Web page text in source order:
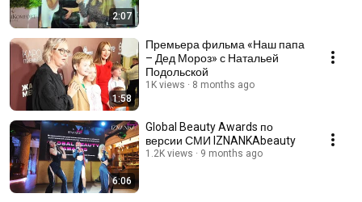
2:07
1:58
Премьера фильма «Наш папа
– Дед Мороз» с Натальей
Подольской
1K views 8 months ago
6:06
Global Beauty Awards по
версии СМИ IZNANKAbeauty
1.2K views 9 months ago